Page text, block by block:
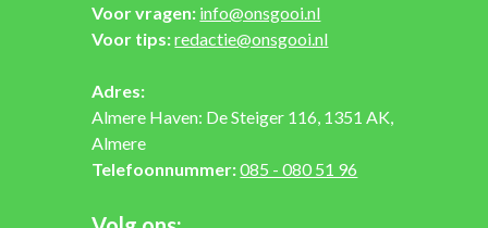
Voor vragen: info@onsgooi.nl
Voor tips:redactie@onsgooi.nl
Adres:
Almere Haven: De Steiger 116, 1351 AK,
Almere
Telefoonnummer:085 - 080 51 96